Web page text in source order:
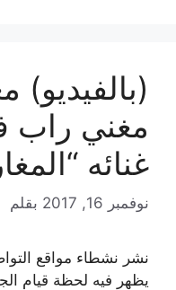
(بالفيديو)
مغني راب
غنائه
نوفمبر 16, 2017 بقلم
نشر نشطاء مواقع
يظهر فيه لحظة قيام